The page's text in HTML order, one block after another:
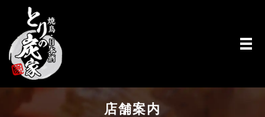
メ
店舗案内